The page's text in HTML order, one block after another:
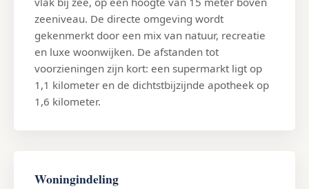
zeeniveau. De directe omgeving wordt
gekenmerkt door een mix van natuur, recreatie
en luxe woonwijken. De afstanden tot
voorzieningen zijn kort: een supermarkt ligt op
1,1 kilometer en de dichtstbijzijnde apotheek op
1,6 kilometer.
Woningindeling